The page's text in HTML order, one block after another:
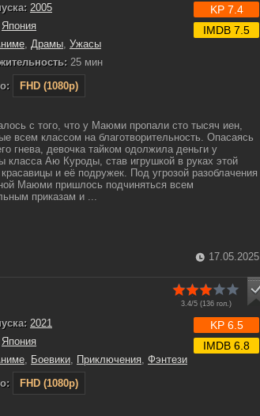
2005
Япония
Драмы Ужасы
25 мин
FHD (1080p)
KP 7.4
IMDB 7.5
с того, что у Маюми пропали сто тысяч иен,
всем классом на благотворительность. Опасаясь
гнева, девочка тайком одолжила деньги у
класса Аю Куроды, став игрушкой в руках этой
и её подружек. Под угрозой разоблачения
Маюми пришлось подчиняться всем
приказам и ...
17.05.2025
3.4/5 (136гол.)
2021
Япония
, Боевики, Приключения, Фэнтези
FHD (1080p)
KP 6.5
IMDB 6.8